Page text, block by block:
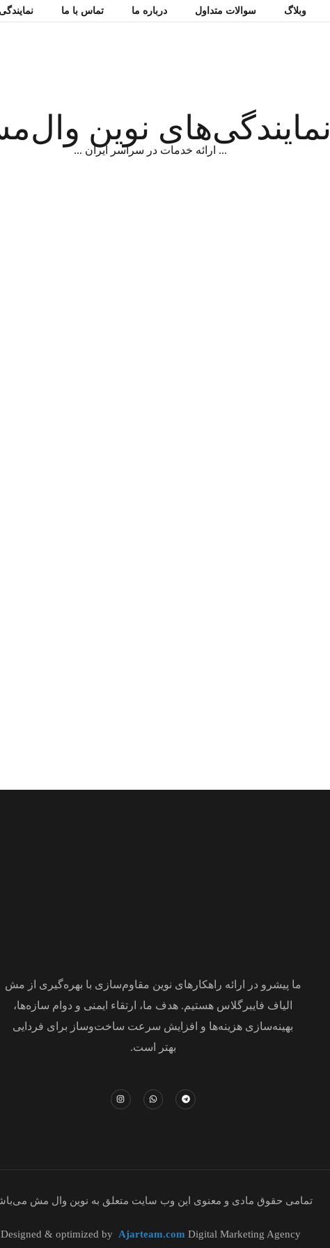
وبلاگ سوالات متداول درباره ما تماس با ما
نمایندگی‌های نوین
... ارائه خدمات در سراسر ایران ...
ما پیشرو در ارائه راهکارهای نوین مقاوم‌سازی با بهره‌گیری از مش
الیاف فایبرگلاس هستیم. هدف ما، ارتقاء ایمنی و دوام سازه‌ها،
بهینه‌سازی هزینه‌ها و افزایش سرعت ساخت‌وساز برای فردایی
بهتر است.
تمامی حقوق مادی و معنوی این وب سایت متعلق به نوین وال مش
Designed & optimized by Ajarteam.com Digital Marketing Agency